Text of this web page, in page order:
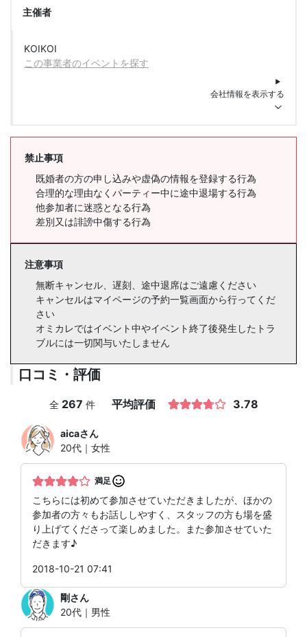
主催者
KOIKOI
この事業者のイベントを探す
会社情報を表示する
禁止事項
既婚者の方の申し込みや虚偽の情報を登録する行為
合理的な理由なくパーティー中に途中退場する行為
他参加者に迷惑となる行為
差別又は誹謗中傷する行為
注意事項
無断キャンセル、遅刻、途中退席はご遠慮ください
キャンセルはマイページの予約一覧画面から行ってくだ
さい
オミカレではイベント中やイベント終了後発生したトラ
ブルには一切関与いたしません
口コミ・評価
全 267 件 平均評価 3.78
aicaさん
20代｜女性
満足
こちらには初めて参加させていただきましたが、ほかの
参加者の方々もお話ししやすく、スタッフの方も場を盛
り上げてくださって楽しめました。また参加させていた
だきます♪
2018-10-21 07:41
剛さん
20代｜男性